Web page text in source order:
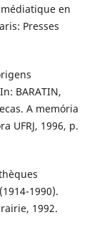
en
Presses
BARATIN,
A memória
UFRJ, 1996, p.
1990).
1992.